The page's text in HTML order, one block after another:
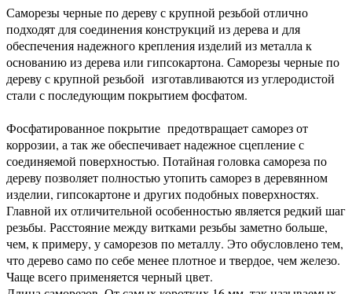
Саморезы черные по дереву с крупной резьбой отлично
подходят для соединения конструкций из дерева и для
обеспечения надежного крепления изделий из металла к
основанию из дерева или гипсокартона. Саморезы черные по
дереву с крупной резьбой изготавливаются из углеродистой
стали с последующим покрытием фосфатом.
Фосфатированное покрытие предотвращает саморез от
коррозии, а так же обеспечивает надежное сцепление с
соединяемой поверхностью. Потайная головка самореза по
дереву позволяет полностью утопить саморез в деревянном
изделии, гипсокартоне и других подобных поверхностях.
Главной их отличительной особенностью является редкий шаг
резьбы. Расстояние между витками резьбы заметно больше,
чем, к примеру, у саморезов по металлу. Это обусловлено тем,
что дерево само по себе менее плотное и твердое, чем железо.
Чаще всего применяется черный цвет.